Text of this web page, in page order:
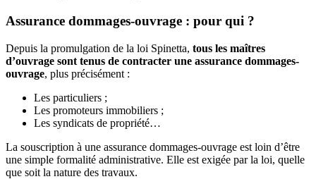
Assurance dommages-ouvrage : pour qui ?
Depuis la promulgation de la loi Spinetta, tous les maîtres
d’ouvrage sont tenus de contracter une assurance dommages-
ouvrage, plus précisément :
Les particuliers ;
Les promoteurs immobiliers ;
Les syndicats de propriété…
La souscription à une assurance dommages-ouvrage est loin d’être
une simple formalité administrative. Elle est exigée par la loi, quelle
que soit la nature des travaux.